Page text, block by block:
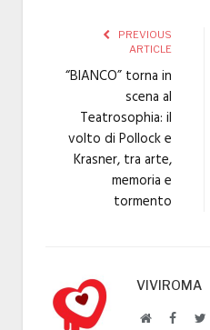
PREVIOUS
ARTICLE
“BIANCO” torna in
scena al
Teatrosophia: il
volto di Pollock e
Krasner, tra arte,
memoria e
tormento
VIVIROMA
Website